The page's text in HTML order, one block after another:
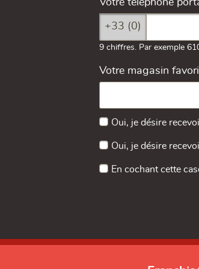
+33 (0)
9 chiffres. Par exemple
Votre magasin favori
Oui, je désire
Oui, je désire
En cochant cette